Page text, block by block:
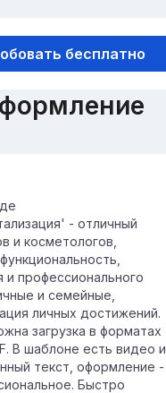
бесплатно
и
— это
которые
веществ под
увлажнению
и тонуса, а
клеток и
старения.
- отличный
и косметологов,
профессионального
и семейные,
личных достижений.
загрузка в форматах
В шаблоне есть видео и
текст, оформление -
Быстро